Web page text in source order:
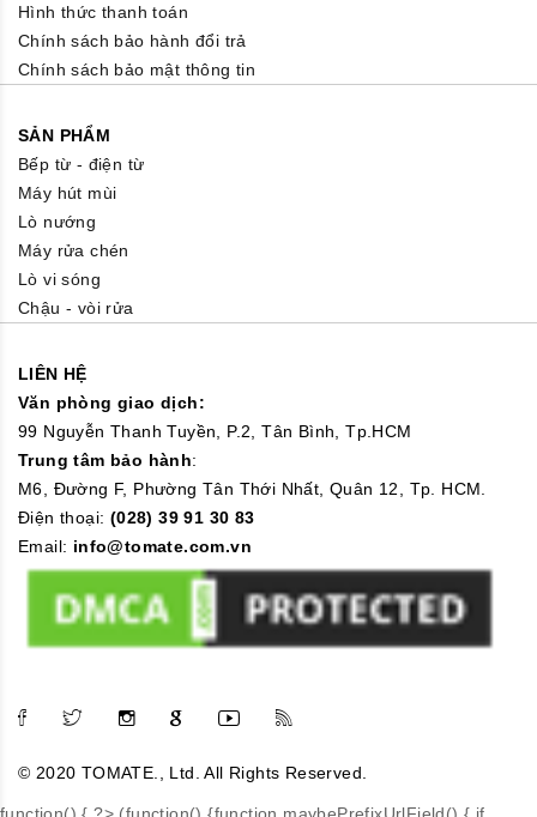
Hình thức thanh toán
Chính sách bảo hành đổi trả
Chính sách bảo mật thông tin
SẢN PHẨM
Bếp từ - điện từ
Máy hút mùi
Lò nướng
Máy rửa chén
Lò vi sóng
Chậu - vòi rửa
LIÊN HỆ
Văn phòng giao dịch:
99 Nguyễn Thanh Tuyền, P.2, Tân Bình, Tp.HCM
Trung tâm bảo hành:
M6, Đường F, Phường Tân Thới Nhất, Quân 12, Tp. HCM.
Điện thoại: (028) 39 91 30 83
Email: info@tomate.com.vn
© 2020 TOMATE., Ltd. All Rights Reserved.